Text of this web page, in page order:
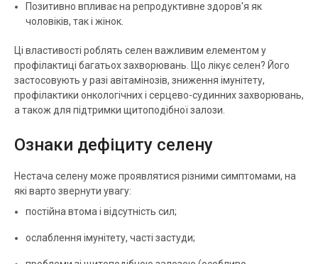
Позитивно впливає на репродуктивне здоров'я як
чоловіків, так і жінок.
Ці властивості роблять селен важливим елементом у
профілактиці багатьох захворювань. Що лікує селен? Його
застосовують у разі авітамінозів, зниження імунітету,
профілактики онкологічних і серцево-судинних захворювань,
а також для підтримки щитоподібної залози.
Ознаки дефіциту селену
Нестача селену може проявлятися різними симптомами, на
які варто звернути увагу:
постійна втома і відсутність сил;
ослаблення імунітету, часті застуди;